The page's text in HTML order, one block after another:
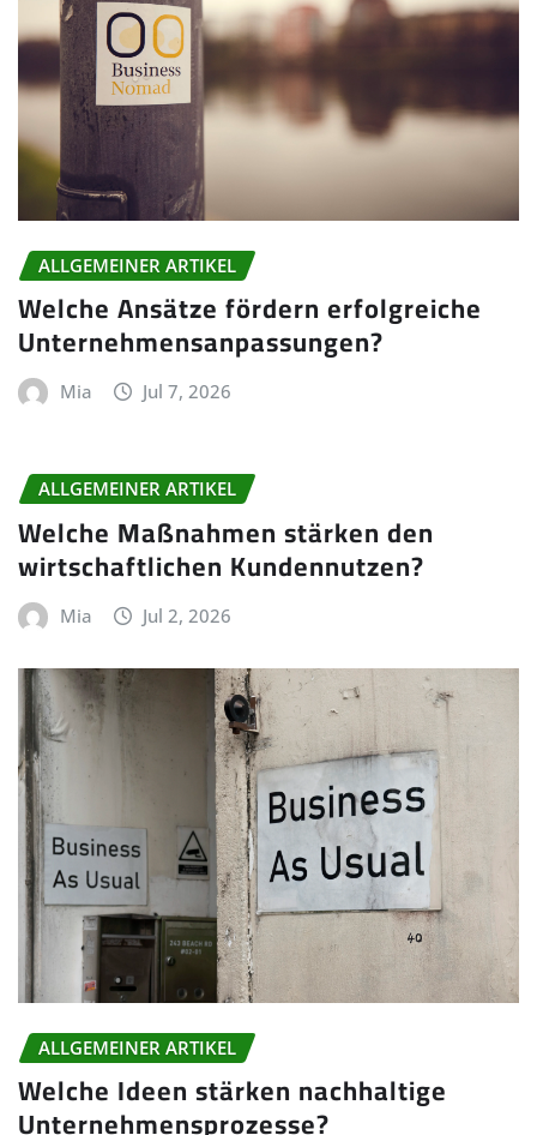
ALLGEMEINER ARTIKEL
Welche Ansätze fördern erfolgreiche
Unternehmensanpassungen?
Mia Jul 7, 2026
ALLGEMEINER ARTIKEL
Welche Maßnahmen stärken den
wirtschaftlichen Kundennutzen?
Mia Jul 2, 2026
ALLGEMEINER ARTIKEL
Welche Ideen stärken nachhaltige
Unternehmensprozesse?